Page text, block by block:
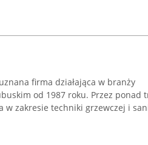
firma działająca w branży
od 1987 roku. Przez ponad
w zakresie techniki grzewczej i